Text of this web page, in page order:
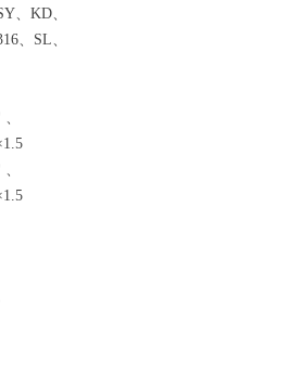
Y、 KD、
6、 SL、
、
、